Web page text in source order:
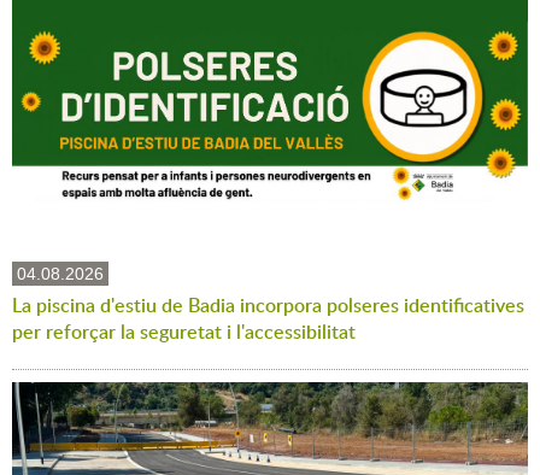
04.08.2026
La piscina d'estiu de Badia incorpora polseres identificatives
per reforçar la seguretat i l'accessibilitat